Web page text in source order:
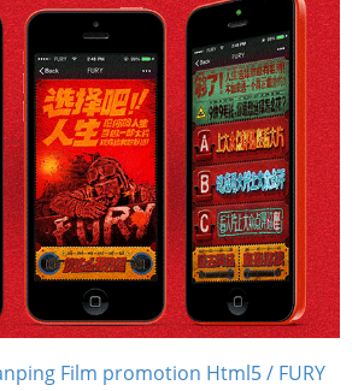
Film promotion Html5 / FURY